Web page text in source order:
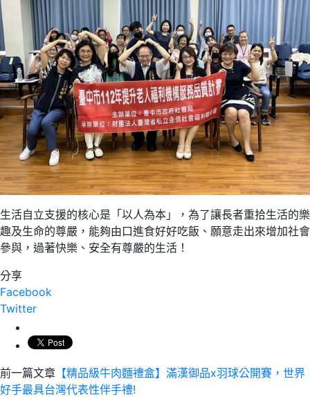
生活自立支援的核心是「以人為本」，為了讓長者重拾生活的樂
趣及生命的尊嚴，能夠由口進食好好吃飯、願意走出來增加社會
參與，過著快樂、安全有尊嚴的生活！
分享
Facebook
Twitter
前一篇文章 【精品級牛肉麵禮盒】滿漢御品x羽球公開賽，世界
好手最具台灣代表性伴手禮!